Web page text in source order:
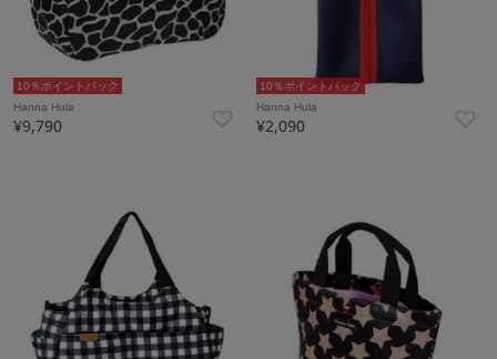
10％ポイントバック
Hanna Hula
¥9,790
10％ポイントバック
Hanna Hula
¥2,090